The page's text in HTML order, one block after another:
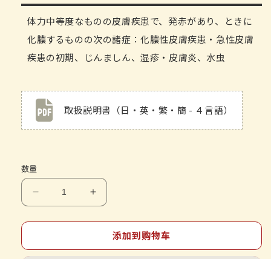
体力中等度なものの皮膚疾患で、発赤があり、ときに
化膿するものの次の諸症：化膿性皮膚疾患・急性皮膚
疾患の初期、じんましん、湿疹・皮膚炎、水虫
取扱説明書（日・英・繁・簡 - ４言語）
数量
ラ
ラ
添加到购物车